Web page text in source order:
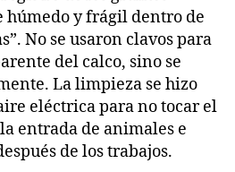
húmedo y frágil dentro de
No se usaron clavos para
del calco, sino se
La limpieza se hizo
eléctrica para no tocar el
entrada de animales e
de los trabajos.